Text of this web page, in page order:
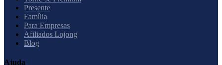
Presente
Família
Para Empresas
Afiliados Lojong
Blog
Ajuda